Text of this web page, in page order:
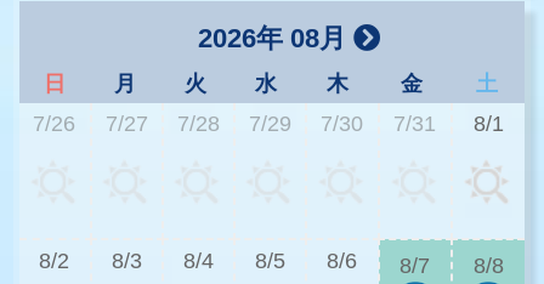
2026年 08月
日 月 火 水 木 金
土
7/26
7/27 7/28 7/29 7/30 7/31 8/1
8/2 8/3 8/4 8/5 8/6 8/7 8/8